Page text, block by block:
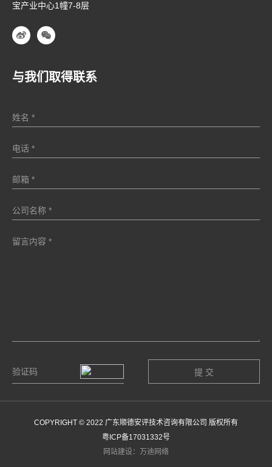
宝产业中心1幢7-8层
与我们取得联系
COPYRIGHT © 2022 广东顺德安评技术咨询有限公司 版权所有
粤ICP备17031332号
网站建设：万迪网络